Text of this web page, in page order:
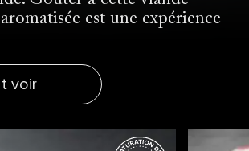
est une expérience
voir